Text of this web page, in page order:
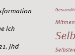
Ich
Jhd